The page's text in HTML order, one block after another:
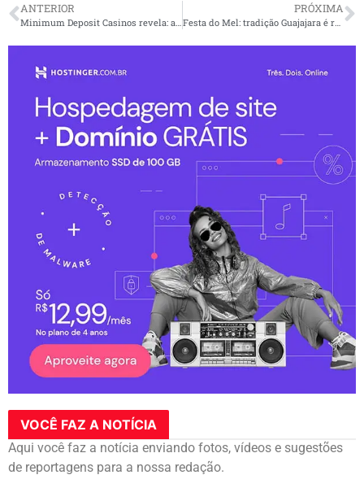
ANTERIOR PRÓXIMA
Festa do Mel: tradição Guajajara é retomada
VOCÊ FAZ A NOTÍCIA
Aqui você faz a notícia enviando fotos, vídeos e sugestões
de reportagens para a nossa redação.